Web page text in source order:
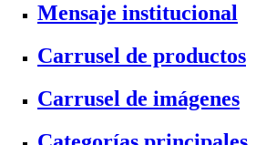
Mensaje institucional
Carrusel de productos
Carrusel de imágenes